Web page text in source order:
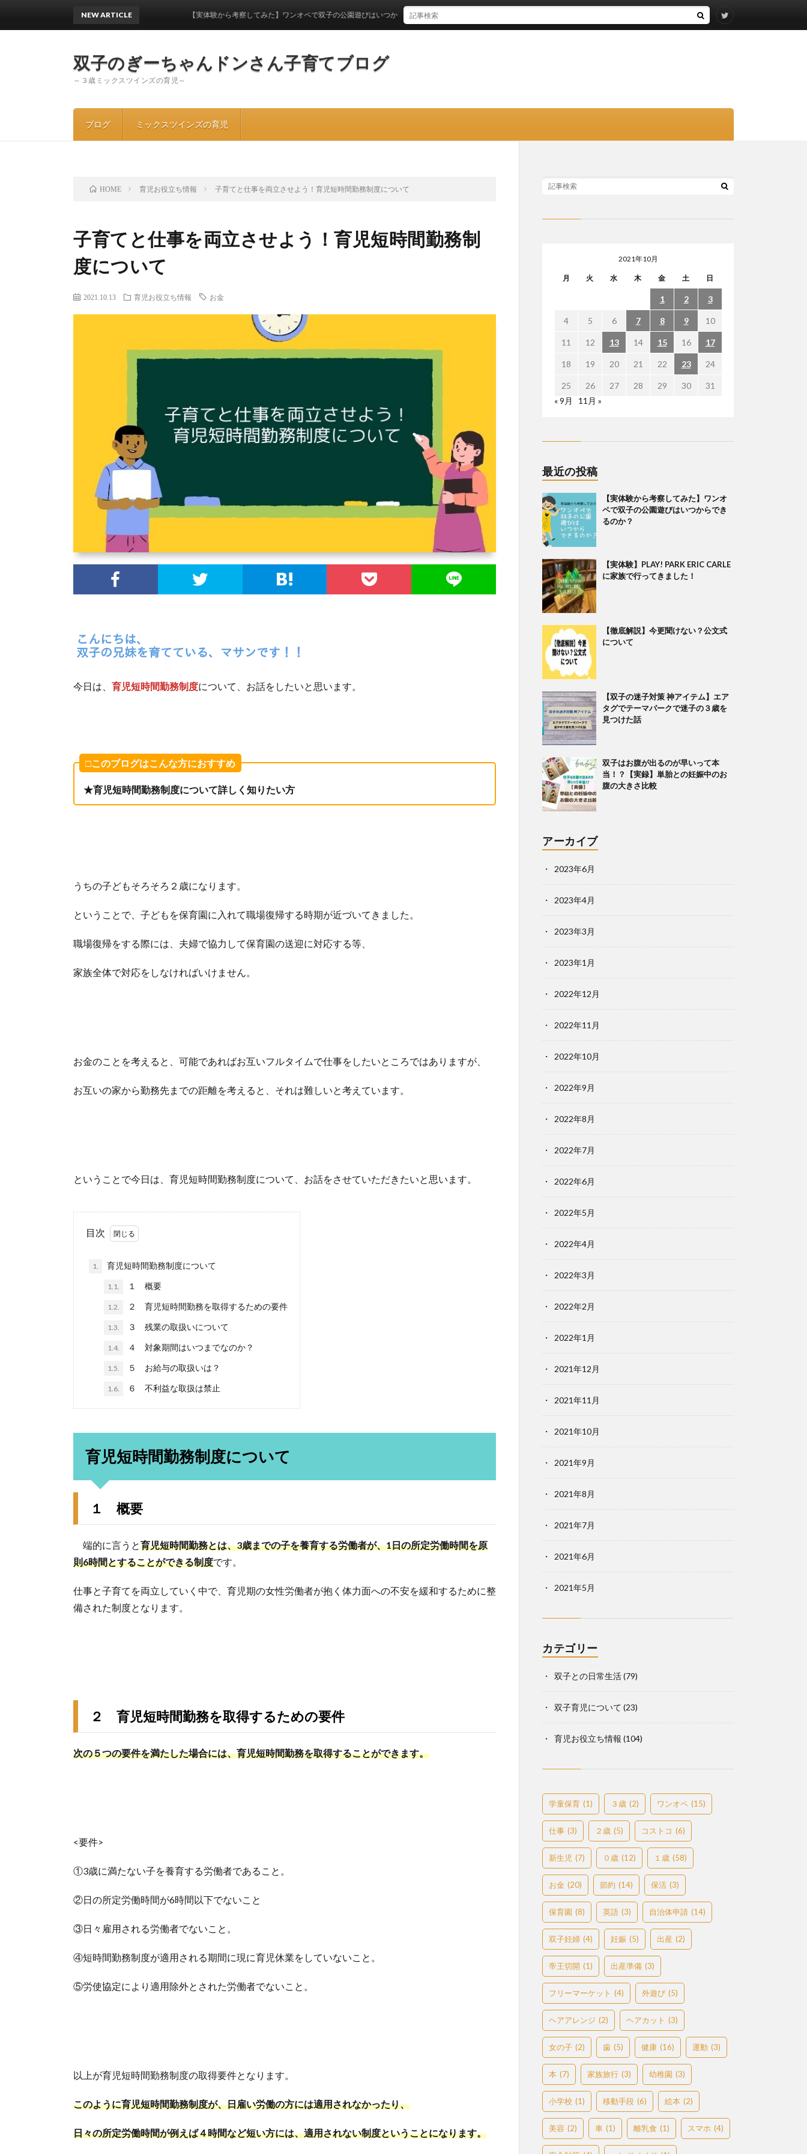
双子のぎーちゃんドンさん子育てブログ
～３歳ミックスツインズの育児～
ブログ ミックスツインズの育児
NEW ARTICLE 【実体験から考察してみた】ワンオペで双子の公園遊びはいつからできるのか？
HOME 育児お役立ち情報 子育てと仕事を両立させよう！育児短時間勤務制度について
子育てと仕事を両立させよう！育児短時間勤務制
度について
2021.10.13 育児お役立ち情報 お金
今日は、 育児短時間勤務制度について、お話をしたいと思います。
□このブログはこんな方におすすめ
★育児短時間勤務制度について詳しく知りたい方
うちの子どもそろそろ２歳になります。
ということで、子どもを保育園に入れて職場復帰する時期が近づいてきました。
職場復帰をする際には、夫婦で協力して保育園の送迎に対応する等、
家族全体で対応をしなければいけません。
お金のことを考えると、可能であればお互いフルタイムで仕事をしたいところではありますが、
お互いの家から勤務先までの距離を考えると、それは難しいと考えています。
ということで今日は、育児短時間勤務制度について、お話をさせていただきたいと思います。
目次
1. 育児短時間勤務制度について
1.1. １ 概要
1.2. ２ 育児短時間勤務を取得するための要件
1.3. ３ 残業の取扱いについて
1.4. ４ 対象期間はいつまでなのか？
1.5. ５ お給与の取扱いは？
1.6. ６ 不利益な取扱は禁止
育児短時間勤務制度について
１ 概要
端的に言うと育児短時間勤務とは、3歳までの子を養育する労働者が、1日の所定労働時間を原
則6時間とすることができる制度です。
仕事と子育てを両立していく中で、育児期の女性労働者が抱く体力面への不安を緩和するために整
備された制度となります。
２ 育児短時間勤務を取得するための要件
次の５つの要件を満たした場合には、育児短時間勤務を取得することができます。
<要件>
①3歳に満たない子を養育する労働者であること。
②日の所定労働時間が6時間以下でないこと
③日々雇用される労働者でないこと。
④短時間勤務制度が適用される期間に現に育児休業をしていないこと。
⑤労使協定により適用除外とされた労働者でないこと。
以上が育児短時間勤務制度の取得要件となります。
このように育児短時間勤務制度が、日雇い労働の方には適用されなかったり、
日々の所定労働時間が例えば４時間など短い方には、適用されない制度ということになります。
2021年10月
月 火 水 木 金 土 日
1 2 3
4 5 6 7 8 9 10
11 12 13 14 15 16 17
18 19 20 21 22 23 24
25 26 27 28 29 30
31
« 9月
11月 »
最近の投稿
【実体験から考察してみた】ワンオ
ペで双子の公園遊びはいつからでき
るのか？
【実体験】PLAY! PARK ERIC CARLE
に家族で行ってきました！
【徹底解説】今更聞けない？公文式
について
【双子の迷子対策 神アイテム】エア
タグでテーマパークで迷子の３歳を
見つけた話
双子はお腹が出るのが早いって本
当！？【実録】単胎との妊娠中のお
腹の大きさ比較
アーカイブ
2023年6月
2023年4月
2023年3月
2023年1月
2022年12月
2022年11月
2022年10月
2022年9月
2022年8月
2022年7月
2022年6月
2022年5月
2022年4月
2022年3月
2022年2月
2022年1月
2021年12月
2021年11月
2021年10月
2021年9月
2021年8月
2021年7月
2021年6月
2021年5月
カテゴリー
双子との日常生活(79)
双子育児について (23)
育児お役立ち情報 (104)
学童保育 (1) ３歳 (2) ワンオペ (15)
仕事 (3) ２歳 (5) コストコ (6)
新生児 (7) ０歳 (12) １歳 (58)
お金 (20) 節約 (14) 保活 (3)
保育園 (8) 英語 (3) 自治体申請 (14)
双子妊婦 (4) 妊娠 (5) 出産 (2)
帝王切開 (1) 出産準備 (3)
フリーマーケット (4) 外遊び (5)
ヘアアレンジ (2) ヘアカット (3)
女の子 (2) 歯 (5) 健康 (16) 運動 (3)
本 (7) 家族旅行 (3) 幼稚園 (3)
小学校 (1) 移動手段 (6) 絵本 (2)
美容 (2) 車 (1) 離乳食 (1) スマホ (4)